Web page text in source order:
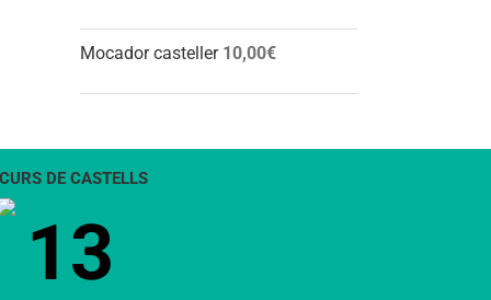
Mocador casteller 10,00€
DE CASTELLS
13